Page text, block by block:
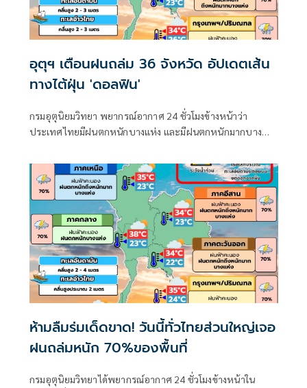
อุตุฯ เตือนฝนถล่ม 36 จังหวัด อัปเดตเส้น
ทางไต้ฝุ่น 'ดอลฟิน'
กรมอุตุนิยมวิทยา พยากรณ์อากาศ 24 ชั่วโมงข้างหน้าว่า
ประเทศไทยมีฝนตกหนักบางแห่ง และมีฝนตกหนักมากบาง
ห้ามลืมร่มเด็ดขาด! วันนี้ทั่วไทยส่วนใหญ่เจอ
ฝนถล่มหนัก 70%ของพื้นที่
กรมอุตุนิยมวิทยาได้พยากรณ์อากาศ 24 ชั่วโมงข้างหน้าใน